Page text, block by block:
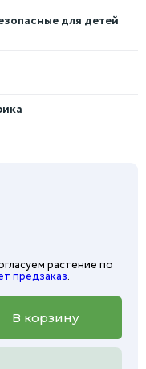
для детей
растение по
предзаказ.
В корзину